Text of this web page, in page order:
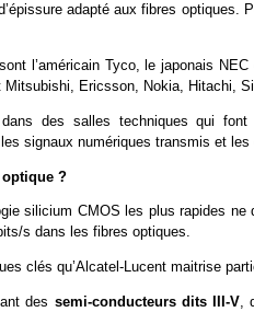
adapté aux fibres
l’américain Tyco, le japonais
Ericsson, Nokia, Hitachi,
des salles techniques qui
signaux numériques transmis et
?
silicium CMOS les plus rapides
s dans les fibres optiques.
clés qu’Alcatel-Lucent maitrise
des semi-conducteurs dits III-V,